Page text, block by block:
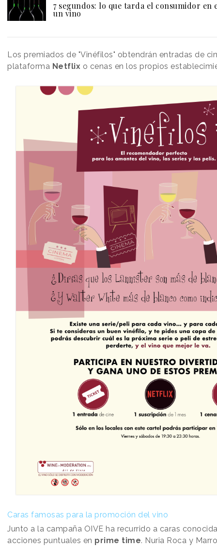
7 segundos: lo que tarda el consumidor en
un vino
Los premiados de "Vinéfilos" obtendrán entradas de
plataforma Netflix o cenas en los propios
Caras famosas para la promoción del vino
Junto a la campaña OIVE ha recurrido a caras
acciones puntuales en prime time. Nuria Roca y